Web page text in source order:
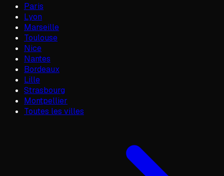
Paris
Lyon
Marseille
Toulouse
Nice
Nantes
Bordeaux
Lille
Strasbourg
Montpellier
Toutes les villes